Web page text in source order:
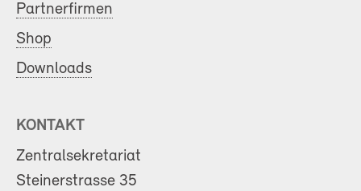
Partnerfirmen
Shop
Downloads
KONTAKT
Zentralsekretariat
Steinerstrasse 35